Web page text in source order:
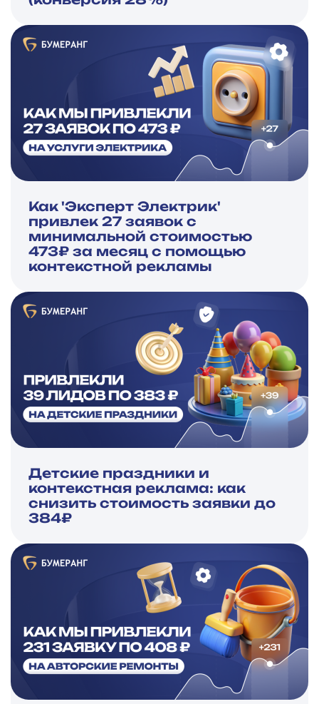
Как 'Эксперт Электрик'
привлек 27 заявок с
минимальной стоимостью
473₽ за месяц с помощью
контекстной рекламы
Детские праздники и
контекстная реклама: как
снизить стоимость заявки до
384₽